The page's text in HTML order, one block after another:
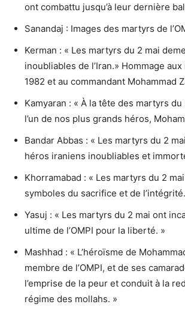
ont combattu jusqu’à leur dernière
Sanandaj : Images des martyrs de
Kerman : « Les martyrs du 2 mai
inoubliables de l’Iran.» Hommage
1982 et au commandant Mohammad
Kamyaran : « À la tête des martyrs
l’un de nos plus grands héros,
Bandar Abbas : « Les martyrs du 2
héros iraniens inoubliables et
Khorramabad : « Les martyrs du 2
symboles du sacrifice et de
Yasuj : « Les martyrs du 2 mai ont
ultime de l’OMPI pour la liberté. »
Mashhad : « L’héroïsme de
membre de l’OMPI, et de ses
l’emprise de la peur et conduit à la
régime des mollahs. »